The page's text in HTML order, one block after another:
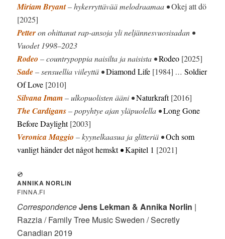
Miriam Bryant– hykerryttävää melodraamaa •Okej att dö
[2025]
Petteron ohittanut rap-ansoja yli neljännesvuosisadan •
Vuodet 1998–2023
Rodeo – countrypoppia naisilta ja naisista •Rodeo [2025]
Sade– sensuellia viileyttä •Diamond Life [1984] …Soldier
Of Love [2010]
Silvana Imam– ulkopuolisten ääni •Naturkraft[2016]
The Cardigans– popyhtye ajan yläpuolella •Long Gone
Before Daylight[2003]
Veronica Maggio – kyynelkaasua ja glitteriä •Och som
vanligt händer det något hemskt•Kapitel 1 [2021]
💿
ANNIKA NORLIN
FINNA.FI
CorrespondenceJens Lekman & Annika Norlin |
Razzia / Family Tree Music Sweden / Secretly
Canadian 2019